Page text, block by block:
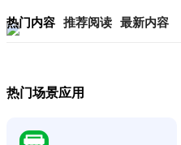
热门内容 推荐阅读 最新内容
热门场景应用